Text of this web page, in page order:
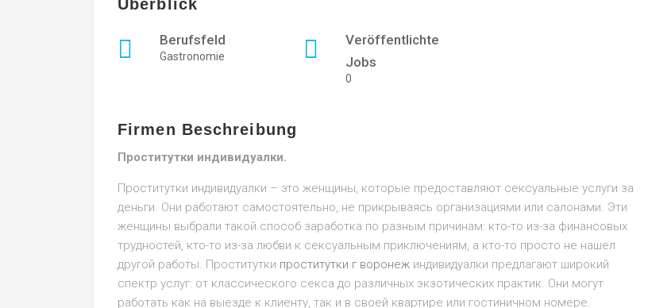
Überblick
Berufsfeld
Gastronomie
Veröffentlichte
Jobs
0
Firmen Beschreibung
Проститутки индивидуалки.
Проститутки индивидуалки – это женщины, которые предоставляют сексуальные услуги за
деньги. Они работают самостоятельно, не прикрываясь организациями или салонами. Эти
женщины выбрали такой способ заработка по разным причинам: кто-то из-за финансовых
трудностей, кто-то из-за любви к сексуальным приключениям, а кто-то просто не нашел
другой работы. Проститутки проститутки г воронеж индивидуалки предлагают широкий
спектр услуг: от классического секса до различных экзотических практик. Они могут
работать как на выезде к клиенту, так и в своей квартире или гостиничном номере.